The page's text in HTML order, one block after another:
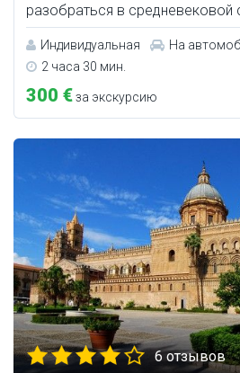
разобраться в средневековой
Индивидуальная
На
2 часа 30 мин.
300 €за экскурсию
6 отзывов